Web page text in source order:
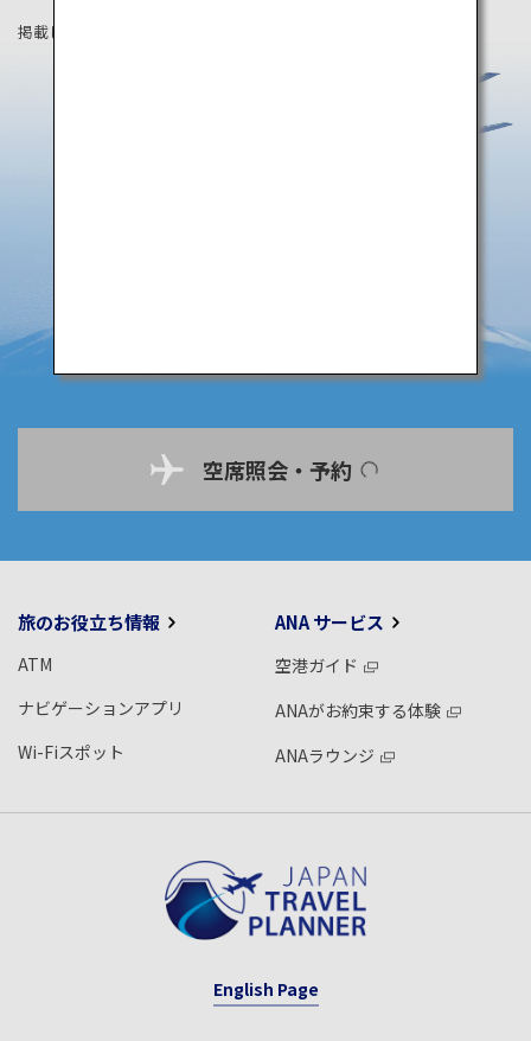
掲載している情報は2019年8月時点の情報です。
空席照会・予約
旅のお役立ち情報
ATM
ナビゲーションアプリ
Wi-Fiスポット
ANA サービス
空港ガイド
ANAがお約束する体験
ANAラウンジ
English Page